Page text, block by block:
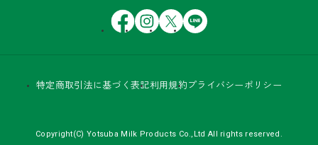
FacebookInstagram
X LINE
特定商取引法に基づく表記利用規約 プライバシーポリシー
Copyright(C) Yotsuba Milk Products Co.,Ltd All rights reserved.